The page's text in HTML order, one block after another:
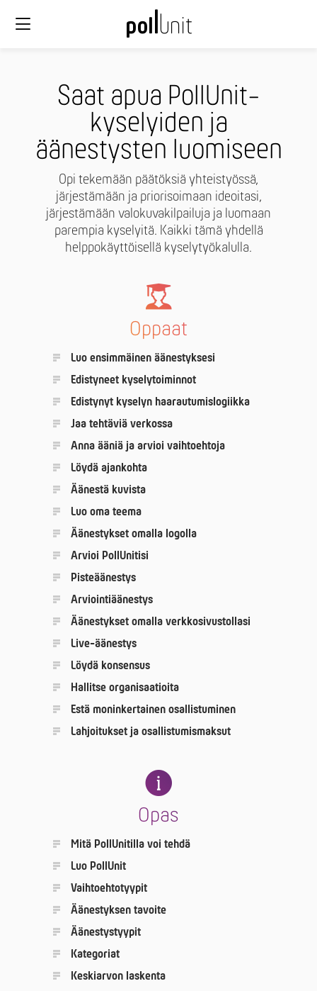
Saat apua PollUnit-
kyselyiden ja
äänestysten luomiseen
Opi tekemään päätöksiä yhteistyössä,
järjestämään ja priorisoimaan ideoitasi,
järjestämään valokuvakilpailuja ja luomaan
parempia kyselyitä. Kaikki tämä yhdellä
helppokäyttöisellä kyselytyökalulla.
Oppaat
Luo ensimmäinen äänestyksesi
Edistyneet kyselytoiminnot
Edistynyt kyselyn haarautumislogiikka
Jaa tehtäviä verkossa
Anna ääniä ja arvioi vaihtoehtoja
Löydä ajankohta
Äänestä kuvista
Luo oma teema
Äänestykset omalla logolla
Arvioi PollUnitisi
Pisteäänestys
Arviointiäänestys
Äänestykset omalla verkkosivustollasi
Live-äänestys
Löydä konsensus
Hallitse orga­nisaatioita
Estä moninkertainen osallistuminen
Lahjoitukset ja osallistumismaksut
Opas
Mitä PollUnitilla voi tehdä
Luo PollUnit
Vaihtoehtotyypit
Äänestyksen tavoite
Äänestystyypit
Kategoriat
Keskiarvon laskenta